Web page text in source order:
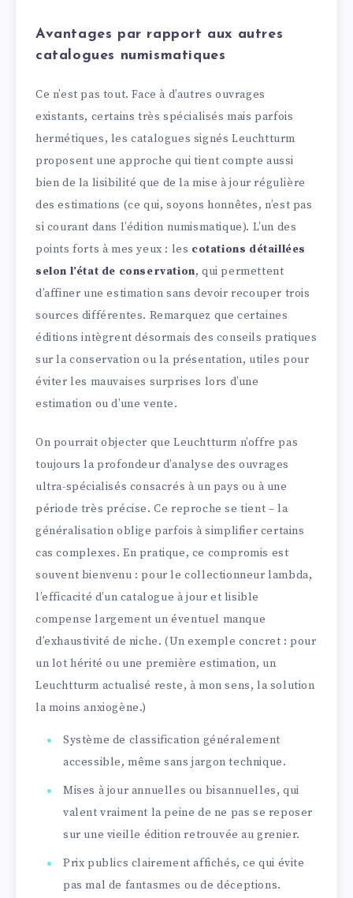
Avantages par rapport aux autres
catalogues numismatiques
Ce n’est pas tout. Face à d’autres ouvrages
existants, certains très spécialisés mais parfois
hermétiques, les catalogues signés Leuchtturm
proposent une approche qui tient compte aussi
bien de la lisibilité que de la mise à jour régulière
des estimations (ce qui, soyons honnêtes, n’est pas
si courant dans l’édition numismatique). L’un des
points forts à mes yeux : les cotations détaillées
selon l’état de conservation, qui permettent
d’affiner une estimation sans devoir recouper trois
sources différentes. Remarquez que certaines
éditions intègrent désormais des conseils pratiques
sur la conservation ou la présentation, utiles pour
éviter les mauvaises surprises lors d’une
estimation ou d’une vente.
On pourrait objecter que Leuchtturm n’offre pas
toujours la profondeur d’analyse des ouvrages
ultra-spécialisés consacrés à un pays ou à une
période très précise. Ce reproche se tient – la
généralisation oblige parfois à simplifier certains
cas complexes. En pratique, ce compromis est
souvent bienvenu : pour le collectionneur lambda,
l’efficacité d’un catalogue à jour et lisible
compense largement un éventuel manque
d’exhaustivité de niche. (Un exemple concret : pour
un lot hérité ou une première estimation, un
Leuchtturm actualisé reste, à mon sens, la solution
la moins anxiogène.)
Système de classification généralement
accessible, même sans jargon technique.
Mises à jour annuelles ou bisannuelles, qui
valent vraiment la peine de ne pas se reposer
sur une vieille édition retrouvée au grenier.
Prix publics clairement affichés, ce qui évite
pas mal de fantasmes ou de déceptions.